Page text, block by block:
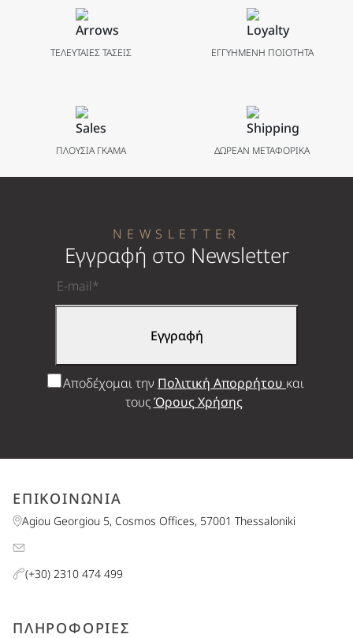
ΤΕΛΕΥΤΑΙΕΣ ΤΑΣΕΙΣ ΕΓΓΥΗΜΕΝΗ ΠΟΙΟΤΗΤΑ
ΠΛΟΥΣΙΑ ΓΚΑΜΑ ΔΩΡΕΑΝ ΜΕΤΑΦΟΡΙΚΑ
NEWSLETTER
Εγγραφή στο Newsletter
Αποδέχομαι την Πολιτική Απορρήτου και
τουςΌρους Χρήσης
ΕΠΙΚΟΙΝΩΝΙΑ
Agiou Georgiou 5, Cosmos Offices, 57001 Thessaloniki
(+30) 2310 474 499
ΠΛΗΡΟΦΟΡΙΕΣ